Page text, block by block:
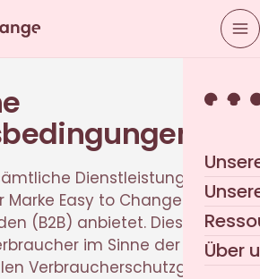
Über
Dienstleistungen, die
Easy to Change seinen
(B2B) anbietet. Diese AGB
im Sinne der
Verbraucherschutzgesetze.